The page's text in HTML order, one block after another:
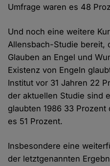
Umfrage waren es 48
Und noch eine weitere
Allensbach-Studie bereit,
Glauben an Engel und
Existenz von Engeln
Institut vor 31 Jahren 22
der aktuellen Studie sind
glaubten 1986 33
es 51 Prozent.
Insbesondere eine
der letztgenannten